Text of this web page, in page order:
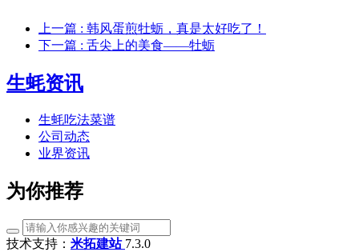
上一篇 : 韩风蛋煎牡蛎，真是太好吃了！
下一篇 : 舌尖上的美食——牡蛎
生蚝资讯
生蚝吃法菜谱
公司动态
业界资讯
为你推荐
技术支持： 米拓建站 7.3.0